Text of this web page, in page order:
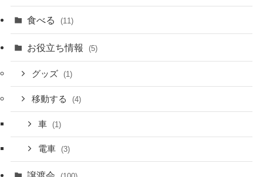
食べる (11)
お役立ち情報 (5)
グッズ (1)
移動する (4)
車 (1)
電車 (3)